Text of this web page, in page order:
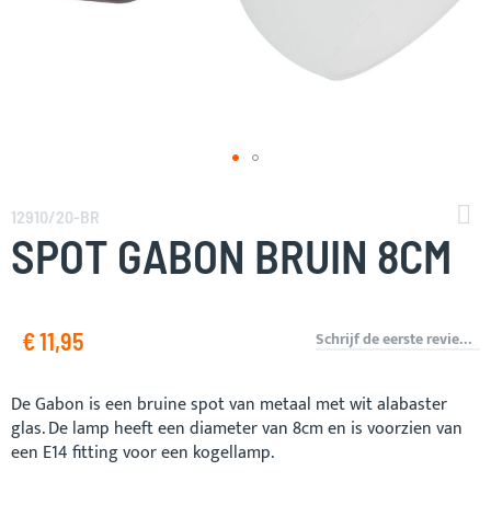
naar
het
begin
van
afbeeldingen-
gallerij
12910/20-BR
SPOT GABON BRUIN 8CM
€ 11,95 Schrijf de eerste review over dit product
De Gabon is een bruine spot van metaal met wit alabaster
glas. De lamp heeft een diameter van 8cm en is voorzien van
een E14 fitting voor een kogellamp.